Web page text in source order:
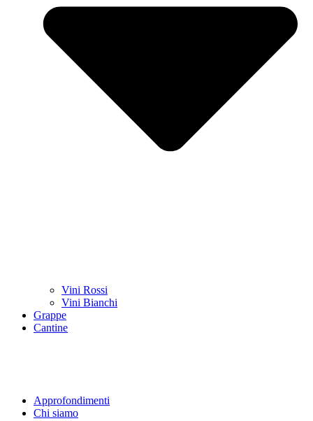
Vini Rossi
Vini Bianchi
Grappe
Cantine
Approfondimenti
Chi siamo